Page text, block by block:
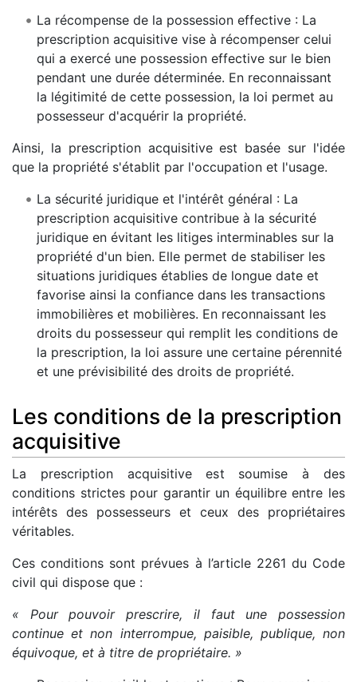
La récompense de la possession effective : La
prescription acquisitive vise à récompenser celui
qui a exercé une possession effective sur le bien
pendant une durée déterminée. En reconnaissant
la légitimité de cette possession, la loi permet au
possesseur d'acquérir la propriété.
Ainsi, la prescription acquisitive est basée sur l'idée
que la propriété s'établit par l'occupation et l'usage.
La sécurité juridique et l'intérêt général : La
prescription acquisitive contribue à la sécurité
juridique en évitant les litiges interminables sur la
propriété d'un bien. Elle permet de stabiliser les
situations juridiques établies de longue date et
favorise ainsi la confiance dans les transactions
immobilières et mobilières. En reconnaissant les
droits du possesseur qui remplit les conditions de
la prescription, la loi assure une certaine pérennité
et une prévisibilité des droits de propriété.
Les conditions de la prescription
acquisitive
La prescription acquisitive est soumise à des
conditions strictes pour garantir un équilibre entre les
intérêts des possesseurs et ceux des propriétaires
véritables.
Ces conditions sont prévues à l’article 2261 du Code
civil qui dispose que :
« Pour pouvoir prescrire, il faut une possession
continue et non interrompue, paisible, publique, non
équivoque, et à titre de propriétaire. »